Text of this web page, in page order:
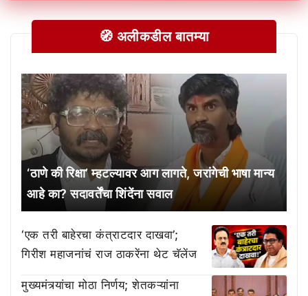
🧭 अलीकडील बातम्या
‘ठाणे की रिक्षा’ म्हटल्यावर आग लागते, जरांगेची भाषा मान्य
आहे का? सदावर्तेंचा शिंदेंना सवाल
‘एक तरी बाहेरचा कंत्राटदार दाखवा’;
गिरीश महाजनांचं राज ठाकरेंना थेट चॅलेंज
मुख्यमंत्र्यांचा मोठा निर्णय; शेतकऱ्यांना